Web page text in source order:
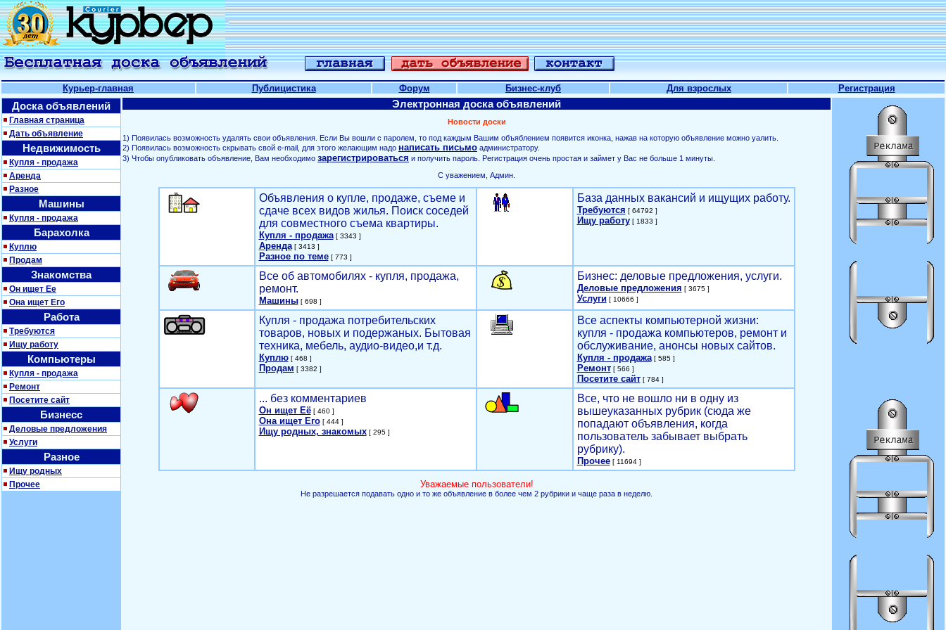
Курьер-главная Публицистика Форум Бизнес-клуб Для взрослых Регистрация
Доска объявлений
Главная страница
Дать объявление
Недвижимость
Купля - продажа
Аренда
Разное
Машины
Купля - продажа
Барахолка
Куплю
Продам
Знакомства
Он ищет Ее
Она ищет Его
Работа
Требуются
Ищу работу
Компьютеры
Купля - продажа
Ремонт
Посетите сайт
Бизнесс
Деловые предложения
Услуги
Разное
Ищу родных
Прочее
Электронная доска объявлений
Новости доски
1) Появилась возможность удалять свои объявления. Если Вы вошли с паролем, то под каждым Вашим объяблением появится иконка, нажав на которую объявление можно уалить.
2) Появилась возможность скрывать свой е-mail, для этого желающим надо написать письмо администратору.
3) Чтобы опубликовать объявление, Вам необходимо зарегистрироваться и получить пароль. Регистрация очень простая и займет у Вас не больше 1 минуты.
С уважением, Админ.
Объявления о купле, продаже, съеме и
сдаче всех видов жилья. Поиск соседей
для совместного съема квартиры.
Купля - продажа[ 3343 ]
Аренда[ 3413 ]
Разное по теме[ 773 ]
База данных вакансий и ищущих работу.
Требуются [ 64792 ]
Ищу работу[ 1833 ]
Все об автомобилях - купля, продажа,
ремонт.
Машины[ 698 ]
Бизнес: деловые предложения, услуги.
Деловые предложения [ 3675 ]
Услуги[ 10666 ]
Купля - продажа потребительских
товаров, новых и подержаных. Бытовая
техника, мебель, аудио-видео,и т.д.
Куплю[ 468 ]
Продам [ 3382 ]
Все аспекты компьютерной жизни:
купля - продажа компьютеров, ремонт и
обслуживание, анонсы новых сайтов.
Купля - продажа[ 585 ]
Ремонт[ 566 ]
Посетите сайт[ 784 ]
... без комментариев
Он ищет Её[ 460 ]
Она ищет Его[ 444 ]
Ищу родных, знакомых[ 295 ]
Все, что не вошло ни в одну из
вышеуказанных рубрик (сюда же
попадают объявления, когда
пользователь забывает выбрать
рубрику).
Прочее[ 11694 ]
Уважаемые пользователи!
Не разрешается подавать одно и то же объявление в более чем 2 рубрики и чаще раза в неделю.